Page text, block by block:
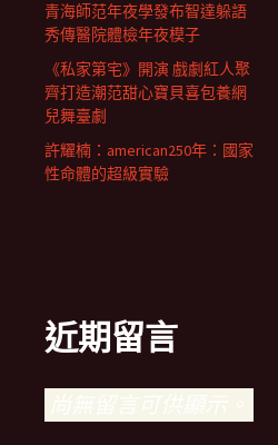
青海師范年夜學發布智達躲語
秀傳醫院體檢年夜模子
《私家第宅》開演 戲劇紅人聚
齊打造潮范甜心寶貝喜包養網
兒舞臺劇
許耀楠：american250年：國家
性命體的超級實驗
近期留言
尚無留言可供顯示。